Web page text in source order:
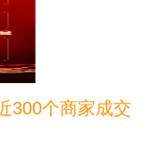
300个商家成交